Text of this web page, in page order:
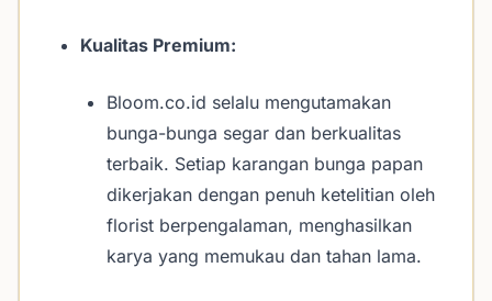
Kualitas Premium:
Bloom.co.id selalu mengutamakan
bunga-bunga segar dan berkualitas
terbaik. Setiap karangan bunga papan
dikerjakan dengan penuh ketelitian oleh
florist berpengalaman, menghasilkan
karya yang memukau dan tahan lama.